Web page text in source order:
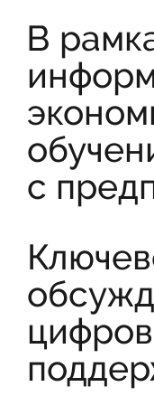
В
с